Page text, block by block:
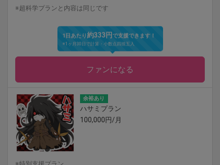
※超科学プランと内容は同じです
1日あたり約333円で支援できます！
※1ヶ月30日で計算・小数点四捨五入
ファンになる
余裕あり
ハサミプラン
100,000円/月